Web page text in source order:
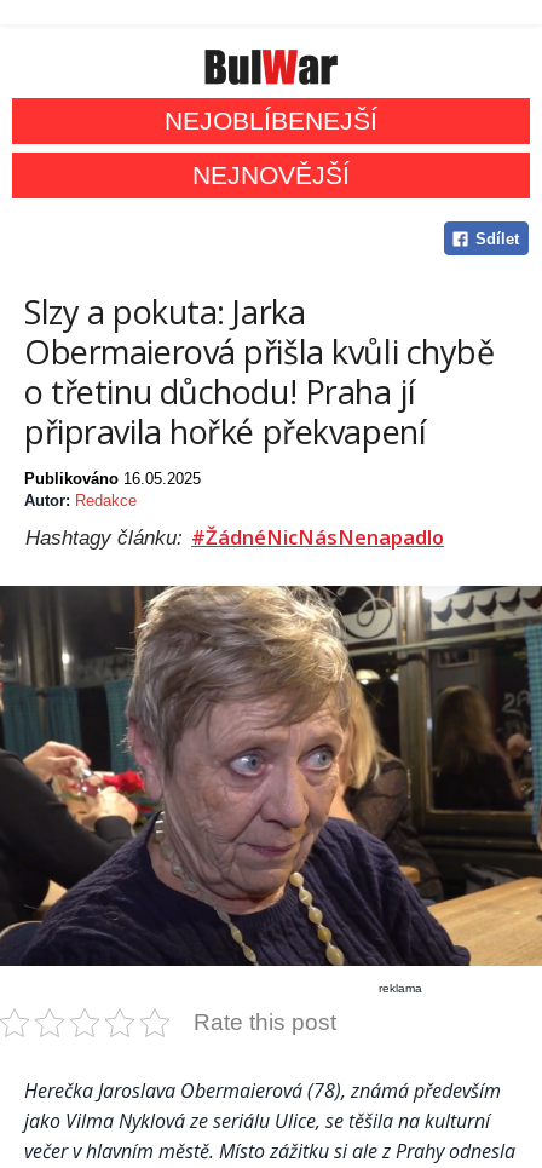
NEJOBLÍBENEJŠÍ
NEJNOVĚJŠÍ
Sdílet
Slzy a pokuta: Jarka
Obermaierová přišla kvůli chybě
o třetinu důchodu! Praha jí
připravila hořké překvapení
Publikováno 16.05.2025
Autor: Redakce
Hashtagy článku: #ŽádnéNicNásNenapadlo
reklama
Rate this post
Herečka Jaroslava Obermaierová (78), známá především
jako Vilma Nyklová ze seriálu Ulice, se těšila na kulturní
večer v hlavním městě. Místo zážitku si ale z Prahy odnesla